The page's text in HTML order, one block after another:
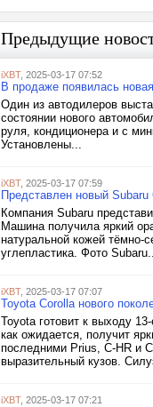
Предыдущие
iXBT, 2025-03-17 07:52
В продаже появилась
Один из автодилеров
состоянии нового
руля, кондиционера и с
Установлены...
iXBT, 2025-03-17 07:59
Представлен новый Subaru
Компания Subaru
Машина получила яркий
натуральной кожей тёмно-
углепластика. Фото
iXBT, 2025-03-17 07:07
Toyota Corolla нового
Toyota готовит к выходу
как ожидается, получит
последними Prius, C-HR и
выразительный кузов.
iXBT, 2025-03-17 07:21